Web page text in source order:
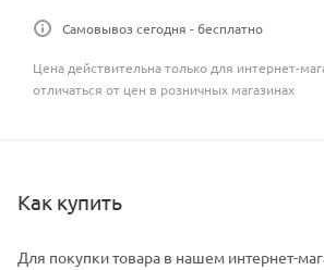
Самовывоз сегодня - бесплатно
Цена действительна только для интернет-
отличаться от цен в розничных магазинах
Как купить
Для покупки товара в нашем интернет-